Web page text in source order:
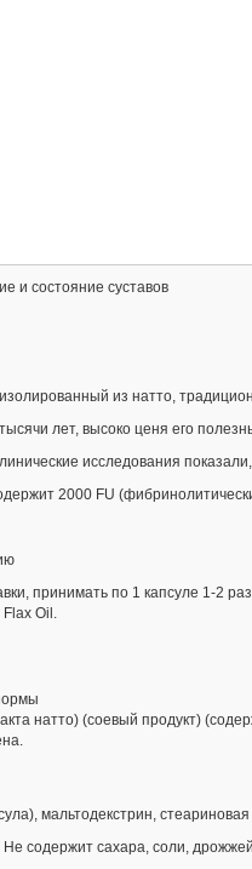
и состояние суставов
из натто,
лет, высоко ценя его
исследования
2000 FU
принимать по 1 капсуле 1-2
Oil.
натто) (соевый продукт)
мальтодекстрин,
содержит сахара, соли,